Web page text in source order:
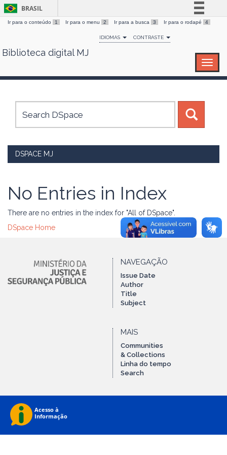
Skip
BRASIL
Simplifique!
Comunica BR
Canais
Ir para o conteúdo 1 Ir para o menu 2 Ir para a busca 3 Ir para o rodapé 4
IDIOMAS CONTRASTE
Biblioteca digital MJ
DSPACE MJ
No Entries in Index
There are no entries in the index for "All of DSpace".
DSpace Home
NAVEGAÇÃO
Issue Date
Author
Title
Subject
MAIS
Communities
& Collections
Linha do tempo
Search